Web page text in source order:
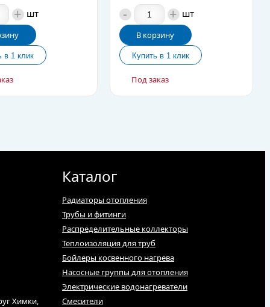
+ шт - + шт
В корзину
Под заказ
Химки,
Каталог
Радиаторы отопления
Трубы и фитинги
Распределительные коллекторы
Теплоизоляция для труб
Бойлеры косвенного нагрева
Насосные группы для отопления
Электрические водонагреватели
Смесители